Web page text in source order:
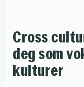
Cross
deg som
kulturer